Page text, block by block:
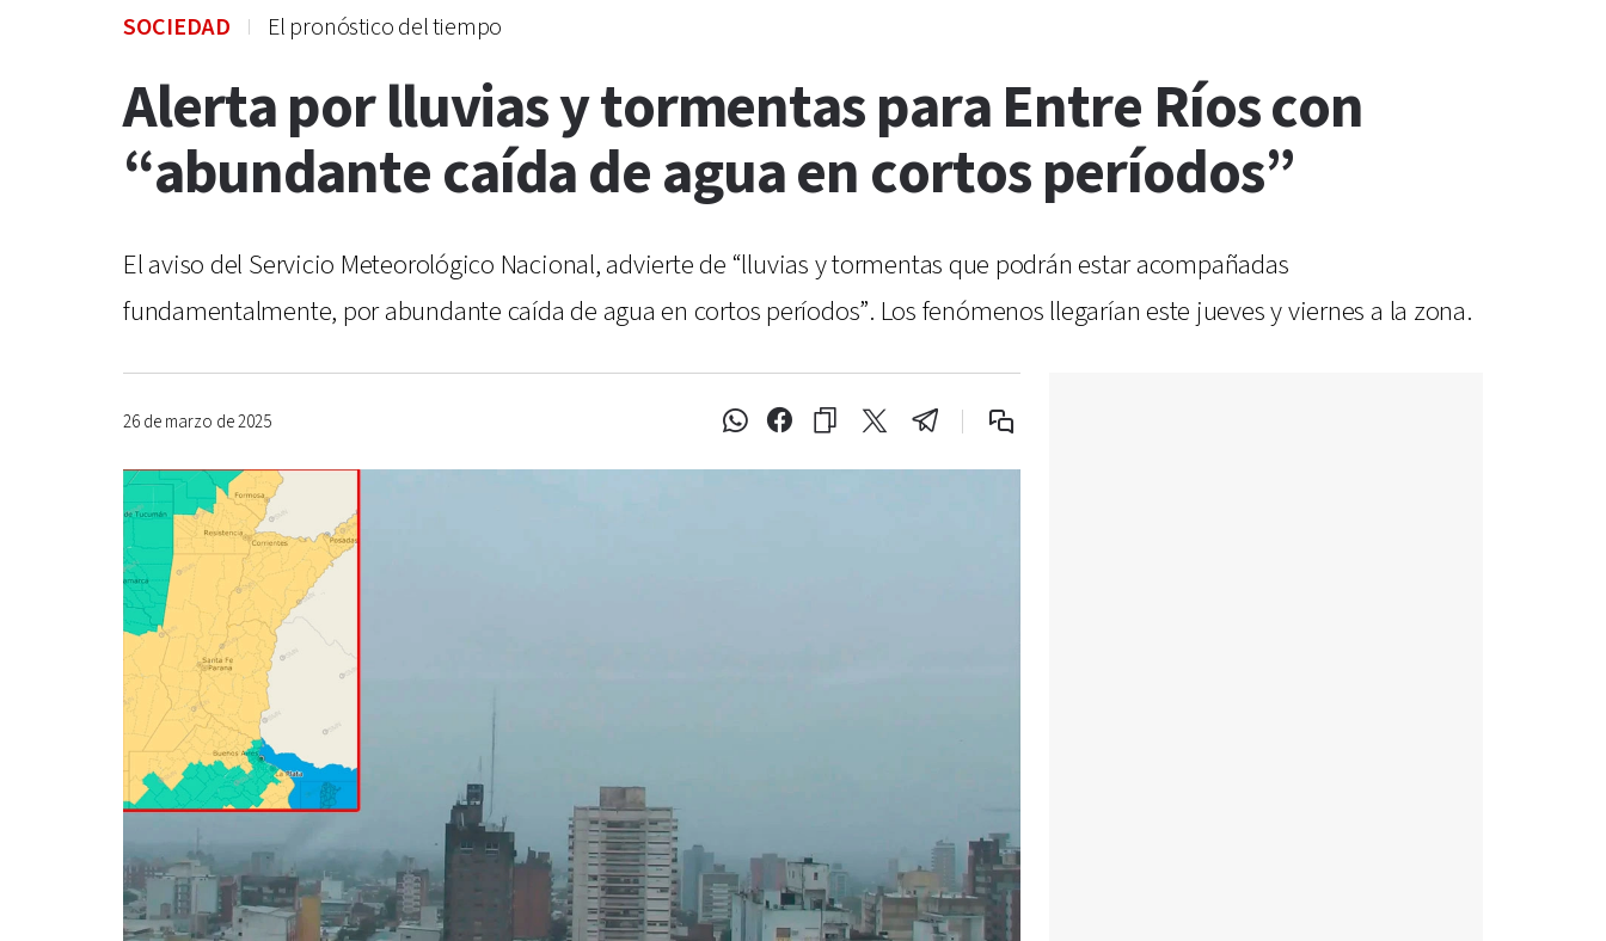
SOCIEDAD El pronóstico del tiempo
Alerta por lluvias y tormentas para Entre Ríos con
“abundante caída de agua en cortos períodos”
El aviso del Servicio Meteorológico Nacional, advierte de “lluvias y tormentas que podrán estar acompañadas
fundamentalmente, por abundante caída de agua en cortos períodos”. Los fenómenos llegarían este jueves y viernes a la zona.
26 de marzo de 2025